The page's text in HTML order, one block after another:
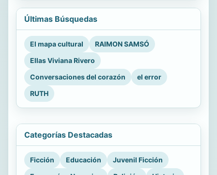
Últimas Búsquedas
El mapa cultural
RAIMON SAMSÓ
Ellas Viviana Rivero
Conversaciones del corazón
el error
RUTH
Categorías Destacadas
Ficción Educación
Juvenil Ficción